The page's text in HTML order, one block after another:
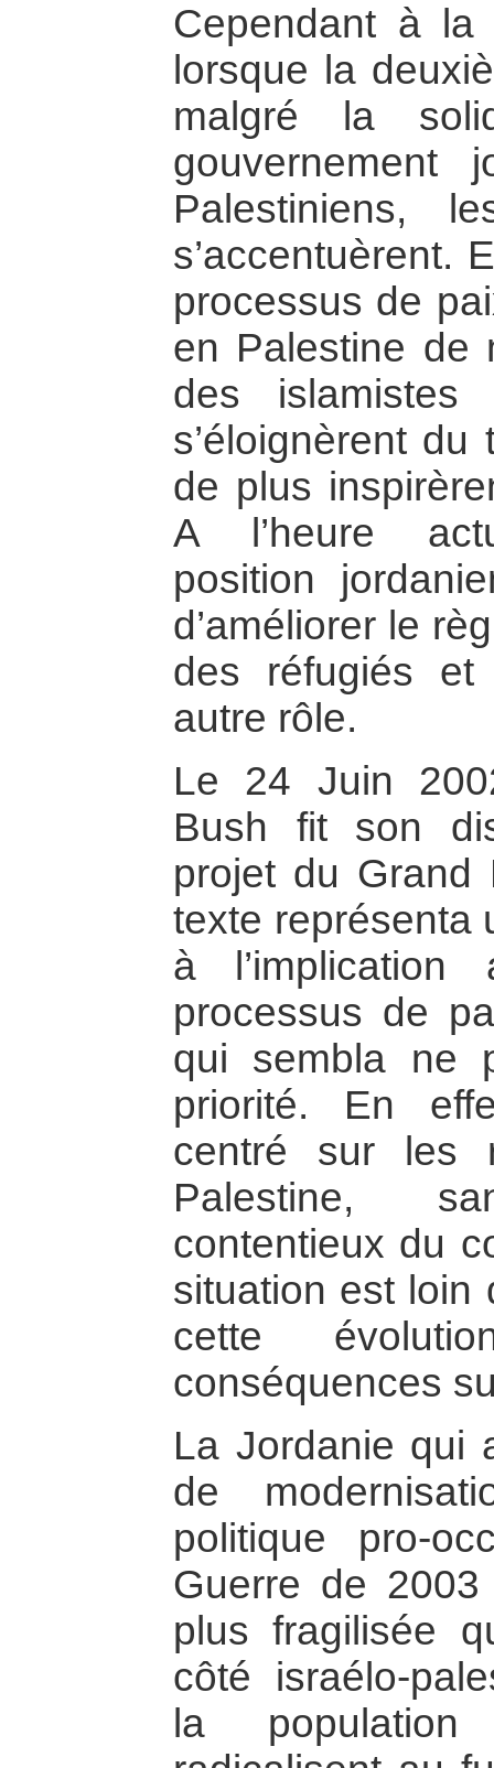
Cependant à la
lorsque la
malgré la
gouvernement
Palestiniens,
s’accentuèrent.
processus de
en Palestine de
des islamistes
s’éloignèrent
de plus
A l’heure
position
d’améliorer le
des réfugiés
autre rôle.
Le 24 Juin
Bush fit son
projet du Grand
texte représenta
à l’implication
processus de
qui sembla ne
priorité. En
centré sur les
Palestine,
contentieux du
situation est loin
cette
conséquences
La Jordanie qui
de
politique pro-
Guerre de
plus fragilisée
côté israélo-
la